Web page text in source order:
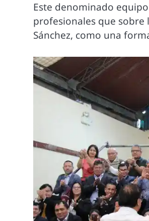
Este denominado
profesionales que
Sánchez, como una